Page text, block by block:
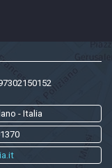
- Italia